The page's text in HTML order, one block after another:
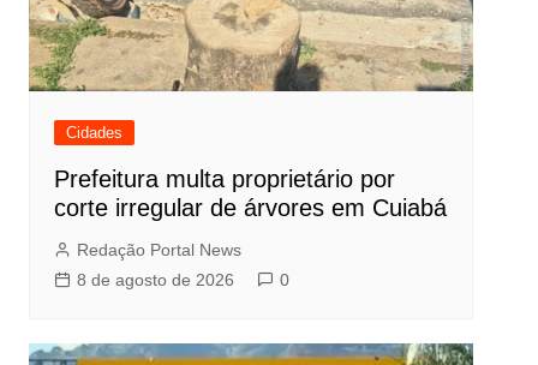
Cidades
Prefeitura multa proprietário por
corte irregular de árvores em Cuiabá
Redação Portal News
8 de agosto de 2026
0